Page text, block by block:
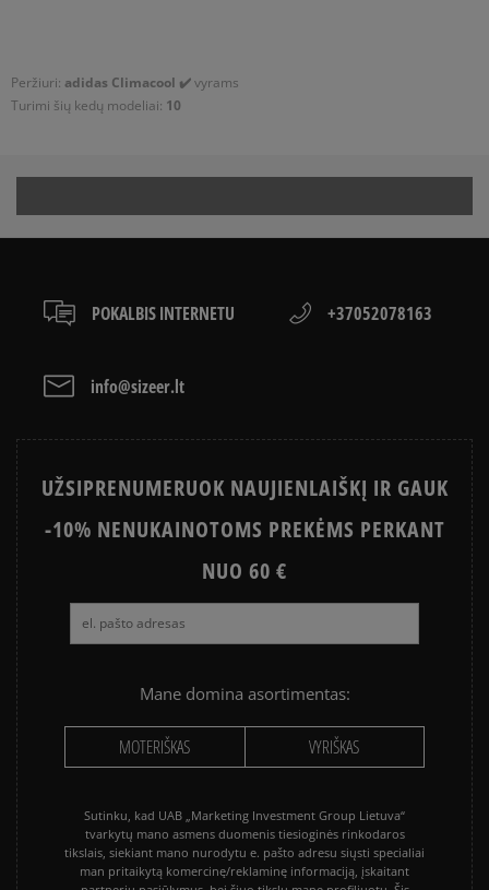
Peržiuri: adidas Climacool ✔️vyrams
Turimi šių kedų modeliai: 10
šių batų taškuose pritaikyta Climacool technologija. Pėdos
viduryje matomi sintetinės medžiagos elementai užtikrina
ilgesnį modelio tvarumą ir didesnį stabilumą. Paduose taip pat
viską, kas geriausia šiuolaikinėse technologijose ir įspūdingą,
futuristinį dizainą. Šio modelio atveju gali būtu tikras, kad Tavo
POKALBIS INTERNETU +37052078163
info@sizeer.lt
UŽSIPRENUMERUOK NAUJIENLAIŠKĮ IR GAUK
-10% NENUKAINOTOMS PREKĖMS PERKANT
NUO 60 €
Mane domina asortimentas:
MOTERIŠKAS VYRIŠKAS
Sutinku, kad UAB „Marketing Investment Group Lietuva“
tvarkytų mano asmens duomenis tiesioginės rinkodaros
tikslais, siekiant mano nurodytu e. pašto adresu siųsti specialiai
man pritaikytą komercinę/reklaminę informaciją, įskaitant